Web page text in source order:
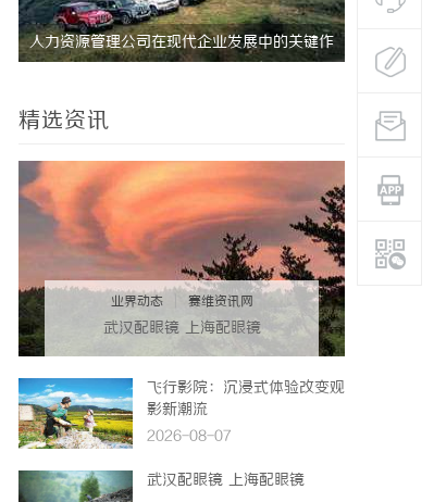
人力资源管理公司在现代企业发展中的关键作 全面解析
安全与合
精选资讯
业界动态 赛维资讯网
武汉配眼镜 上海配眼镜
飞行影院：沉浸式体验改变观
影新潮流
2026-08-07
武汉配眼镜 上海配眼镜